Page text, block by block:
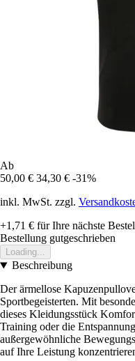
Ab
50,00 € 34,30 € -31%
inkl. MwSt. zzgl.
+1,71 € für Ihre nächste
Bestellung gutgeschrieben
Loading...
Beschreibung
Der ärmellose
Sportbegeisterten. Mit
dieses Kleidungsstück
Training oder die
außergewöhnliche
auf Ihre Leistung